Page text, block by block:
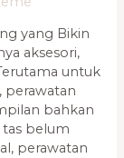
yang Bikin
aksesori,
untuk
perawatan
bahkan
tas belum
perawatan